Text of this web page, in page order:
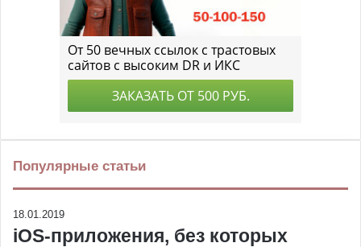
Популярные статьи
18.01.2019
iOS-приложения, без которых